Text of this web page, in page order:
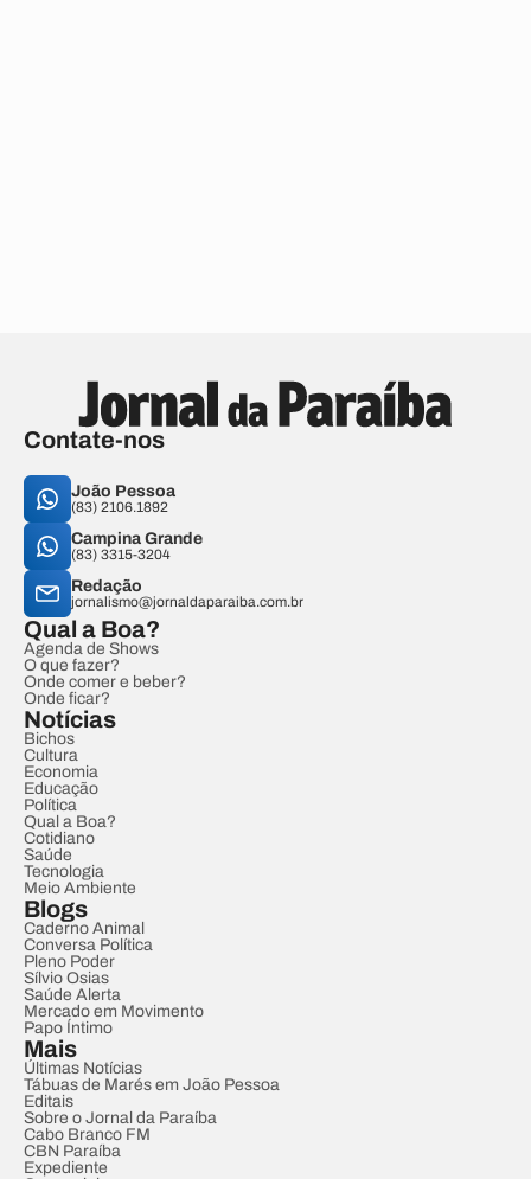
Contate-nos
João Pessoa
(83) 2106.1892
Campina Grande
(83) 3315-3204
Redação
jornalismo@jornaldaparaiba.com.br
Qual a Boa?
Agenda de Shows
O que fazer?
Onde comer e beber?
Onde ficar?
Notícias
Bichos
Cultura
Economia
Educação
Política
Qual a Boa?
Cotidiano
Saúde
Tecnologia
Meio Ambiente
Blogs
Caderno Animal
Conversa Política
Pleno Poder
Sílvio Osias
Saúde Alerta
Mercado em Movimento
Papo Íntimo
Mais
Últimas Notícias
Tábuas de Marés em João Pessoa
Editais
Sobre o Jornal da Paraíba
Cabo Branco FM
CBN Paraíba
Expediente